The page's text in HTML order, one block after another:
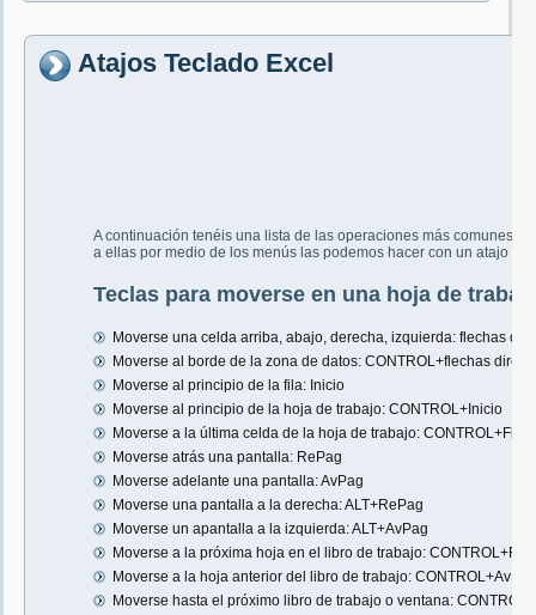
Atajos Teclado Excel
A continuación tenéis una lista de las operaciones más comunes
a ellas por medio de los menús las podemos hacer con un atajo de
Teclas para moverse en una hoja de
Moverse una celda arriba, abajo, derecha, izquierda: flechas
Moverse al borde de la zona de datos: CONTROL+flechas
Moverse al principio de la fila: Inicio
Moverse al principio de la hoja de trabajo: CONTROL+Inicio
Moverse a la última celda de la hoja de trabajo: CONTROL+Fin
Moverse atrás una pantalla: RePag
Moverse adelante una pantalla: AvPag
Moverse una pantalla a la derecha: ALT+RePag
Moverse un apantalla a la izquierda: ALT+AvPag
Moverse a la próxima hoja en el libro de trabajo:
Moverse a la hoja anterior del libro de trabajo: CONTROL+AvPag
Moverse hasta el próximo libro de trabajo o ventana: